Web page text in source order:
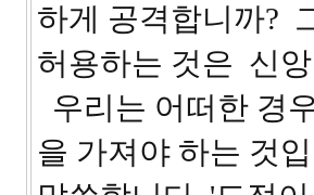
하게 공격합니까?
허용하는 것은 신
우리는 어떠한 경
을 가져야 하는 것